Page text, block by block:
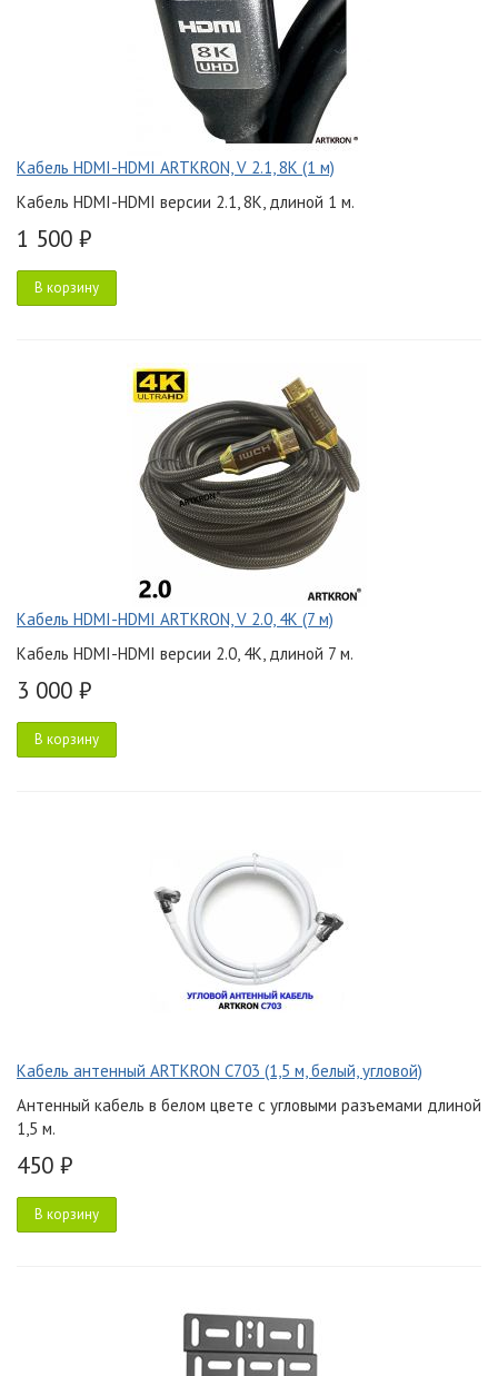
Кабель HDMI-HDMI ARTKRON, V 2.1, 8K (1 м)
Кабель HDMI-HDMI версии 2.1, 8K, длиной 1 м.
1 500 ₽
В корзину
Кабель HDMI-HDMI ARTKRON, V 2.0, 4K (7 м)
Кабель HDMI-HDMI версии 2.0, 4K, длиной 7 м.
3 000 ₽
В корзину
Кабель антенный ARTKRON C703 (1,5 м, белый, угловой)
Антенный кабель в белом цвете с угловыми разъемами длиной
1,5 м.
450 ₽
В корзину